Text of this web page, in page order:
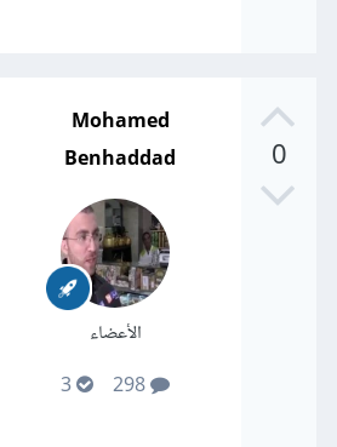
0
Mohamed
Benhaddad
الأعضاء